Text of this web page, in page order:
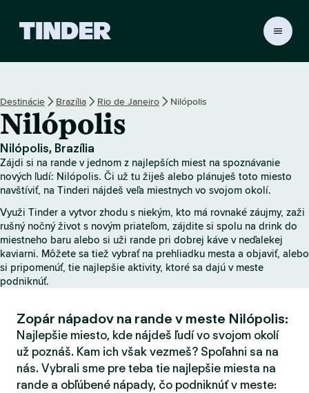
s
k
á
b
a
o
v
k
a
T
d
e
r
Destinácie Brazília Rio de Janeiro Nilópolis
Nilópolis
Nilópolis, Brazília
Zájdi si na rande v jednom z najlepších miest na spoznávanie
nových ľudí: Nilópolis. Či už tu žiješ alebo plánuješ toto miesto
navštíviť, na Tinderi nájdeš veľa miestnych vo svojom okolí.
Využi Tinder a vytvor zhodu s niekým, kto má rovnaké záujmy, zaži
rušný nočný život s novým priateľom, zájdite si spolu na drink do
miestneho baru alebo si uži rande pri dobrej káve v neďalekej
kaviarni. Môžete sa tiež vybrať na prehliadku mesta a objaviť, alebo
si pripomenúť, tie najlepšie aktivity, ktoré sa dajú v meste
podniknúť.
Zopár nápadov na rande v meste Nilópolis:
Najlepšie miesto, kde nájdeš ľudí vo svojom okolí
už poznáš. Kam ich však vezmeš? Spoľahni sa na
nás. Vybrali sme pre teba tie najlepšie miesta na
rande a obľúbené nápady, čo podniknúť v meste: